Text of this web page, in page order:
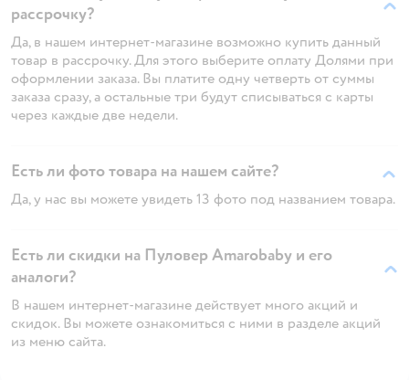
рассрочку?
Да, в нашем интернет-магазине возможно купить данный
товар в рассрочку. Для этого выберите оплату Долями при
оформлении заказа. Вы платите одну четверть от суммы
заказа сразу, а остальные три будут списываться с карты
через каждые две недели.
Есть ли фото товара на нашем сайте?
Да, у нас вы можете увидеть 13 фото под названием товара.
Есть ли скидки на Пуловер Amarobaby и его
аналоги?
В нашем интернет-магазине действует много акций и
скидок. Вы можете ознакомиться с ними в разделе акций
из меню сайта.